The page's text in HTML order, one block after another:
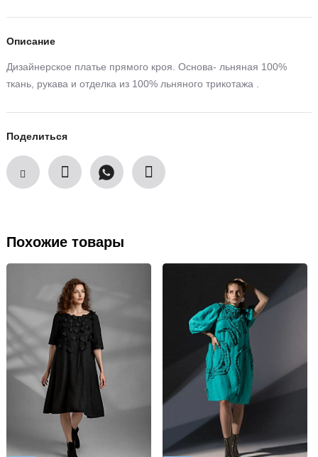
Описание
Дизайнерское платье прямого кроя. Основа- льняная 100%
ткань, рукава и отделка из 100% льняного трикотажа .
Поделиться
Похожие товары